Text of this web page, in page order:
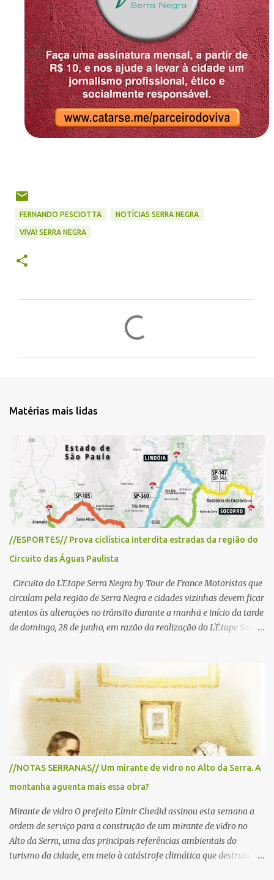
FERNANDO PESCIOTTA NOTÍCIAS SERRA NEGRA
VIVA! SERRA NEGRA
t
i
o
s
Matérias mais lidas
//ESPORTES// Prova ciclística interdita estradas da região do
Circuito das Águas Paulista
Circuito do L'Etape Serra Negra by Tour de France Motoristas que
circulam pela região de Serra Negra e cidades vizinhas devem ficar
atentos às alterações no trânsito durante a manhã e início da tarde
de domingo, 28 de junho, em razão da realização do L'Étape Serra
reunirá atletas de diferentes regiões do país e terá percursos
passando pelos municípios de Serra Negra, Amparo, Monte Alegre
do Sul, Lindoia e Socorro. Para garantir a segurança dos
participantes e do público, diversos trechos de rodovias e estradas
da região serão interditados temporariamente ao longo da prova.
A largada será na Rua Coronel Pedro Penteado, em Serra Negra,
para cerca de 2.000 ciclistas, às 6h30. De acordo com o
cronograma da organização e de todas as prefeituras envolvidas,
as interdições ocorrerão de forma programada e os trechos serão
//NOTAS SERRANAS// Um mirante de vidro no Alto da Serra. A
montanha aguenta mais essa obra?
Mirante de vidro O prefeito Elmir Chedid assinou esta semana a
ordem de serviço para a construção de um mirante de vidro no
Alto da Serra, uma das principais referências ambientais do
turismo da cidade, em meio à catástrofe climática que destruiu o